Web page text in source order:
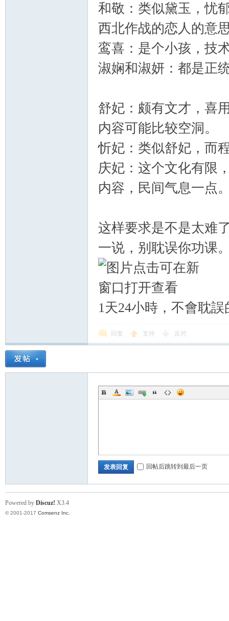
和敬：类似黛玉，忧
西北作战的恋人的意
鸾喜：是个小孩，技
淑娴和淑妍：都是正
舒妃：颇有文才，喜
内容可能比较空洞。
忻妃：类似舒妃，而
庆妃：这个文化有限
内容，民间气息一点
这样要求是不是太难
一说，别耽误你功课
1天24小時，不會耽
回复 支持 反对
发表回复 回帖后跳转到最后一页
Powered by Discuz! X3.4
© 2001-2017 Comsenz Inc.